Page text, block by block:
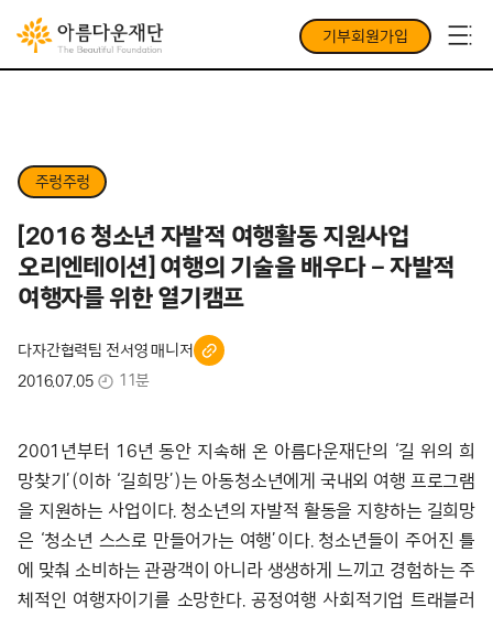
기부회원가입
주렁주렁
[2016 청소년 자발적 여행활동 지원사업
오리엔테이션] 여행의 기술을 배우다 – 자발적
여행자를 위한 열기캠프
다자간협력팀 전서영 매니저
2016.07.05
11분
2001년부터 16년 동안 지속해 온 아름다운재단의 ‘길 위의 희
망찾기’(이하 ‘길희망’)는 아동청소년에게 국내외 여행 프로그램
을 지원하는 사업이다. 청소년의 자발적 활동을 지향하는 길희망
은 ‘청소년 스스로 만들어가는 여행’이다. 청소년들이 주어진 틀
에 맞춰 소비하는 관광객이 아니라 생생하게 느끼고 경험하는 주
체적인 여행자이기를 소망한다. 공정여행 사회적기업 트래블러